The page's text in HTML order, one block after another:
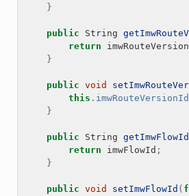
}
public String
return
}
public void
this . imwRouteVersionId
}
public String getImwFlowId
return
imwFlowId ;
}
public void setImwFlowId (